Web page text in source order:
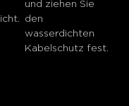
und ziehen Sie
den
wasserdichten
Kabelschutz fest.